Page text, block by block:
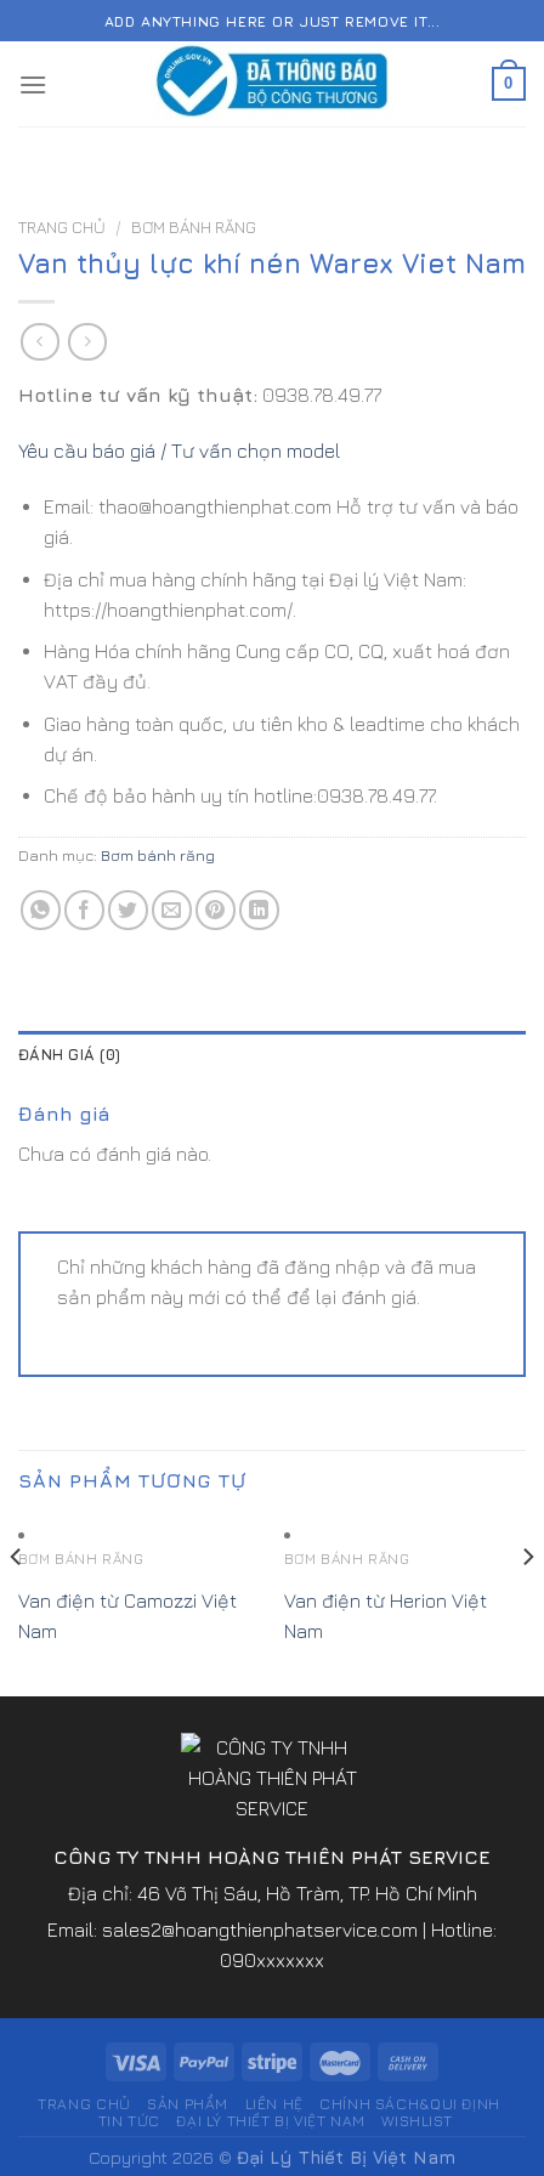
to
content
ADD ANYTHING HERE OR JUST REMOVE IT...
0
TRANG CHỦ / BƠM BÁNH RĂNG
Van thủy lực khí nén Warex Viet Nam
Hotline tư vấn kỹ thuật: 0938.78.49.77
Yêu cầu báo giá / Tư vấn chọn model
Email: thao@hoangthienphat.com Hỗ trợ tư vấn và báo
giá.
Địa chỉ mua hàng chính hãng tại Đại lý Việt Nam:
https://hoangthienphat.com/.
Hàng Hóa chính hãng Cung cấp CO, CQ, xuất hoá đơn
VAT đầy đủ.
Giao hàng toàn quốc, ưu tiên kho & leadtime cho khách
dự án.
Chế độ bảo hành uy tín hotline:0938.78.49.77.
Danh mục: Bơm bánh răng
ĐÁNH GIÁ (0)
Đánh giá
Chưa có đánh giá nào.
Chỉ những khách hàng đã đăng nhập và đã mua
sản phẩm này mới có thể để lại đánh giá.
SẢN PHẨM TƯƠNG TỰ
BƠM BÁNH RĂNG
Van điện từ Camozzi Việt
Nam
BƠM BÁNH RĂNG
Van điện từ Herion Việt
Nam
CÔNG TY TNHH HOÀNG THIÊN PHÁT SERVICE
Địa chỉ: 46 Võ Thị Sáu, Hồ Tràm, TP. Hồ Chí Minh
Email: sales2@hoangthienphatservice.com | Hotline:
090xxxxxxx
TRANG CHỦ SẢN PHẨM LIÊN HỆ
CHÍNH SÁCH&QUI ĐỊNH
TIN TỨC
ĐẠI LÝ THIẾT BỊ VIỆT NAM WISHLIST
Copyright 2026 © Đại Lý Thiết Bị Việt Nam